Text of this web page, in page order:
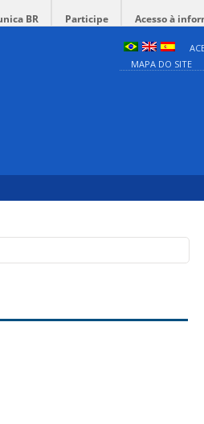
BR Participe Acesso à
MAPA DO SITE